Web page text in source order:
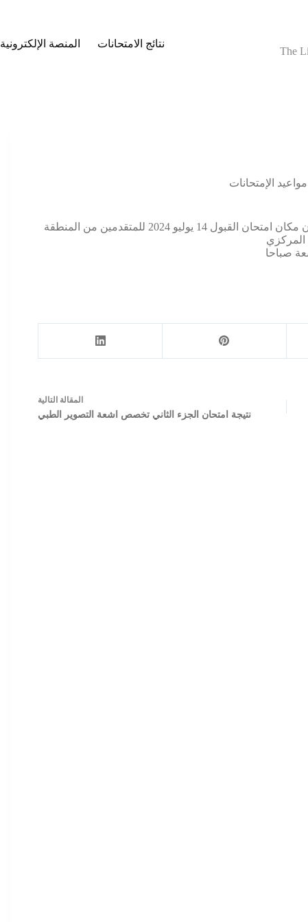
The
نتائج الامتحانات المنصة الإلكترونية
مواعيد الإمتحانات
يعلن المجلس العلمي لتخصص الأشعة التشخيصية بأن مكان امتحان القبول 14 يوليو 2024 للمتقدمين من المنطقة
المركزي
صباحا
المقالة التالية
نتيجة امتحان الجزء الثاني تخصص اشعة التصوير الطبي